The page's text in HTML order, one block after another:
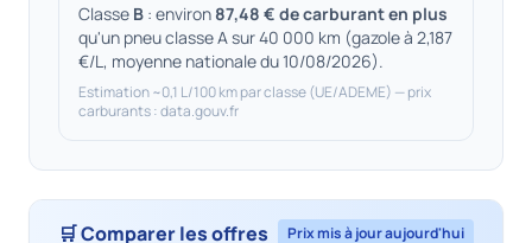
Classe B : environ 87,48 € de carburant en plus
qu'un pneu classe A sur 40 000 km (gazole à 2,187
€/L, moyenne nationale du 10/08/2026).
Estimation ~0,1 L/100 km par classe (UE/ADEME) — prix
carburants : data.gouv.fr
🛒 Comparer les offres Prix mis à jour aujourd'hui